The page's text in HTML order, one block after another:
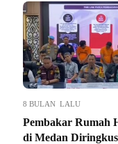
8 BULAN LALU
Pembakar Rumah
di Medan Diringkus